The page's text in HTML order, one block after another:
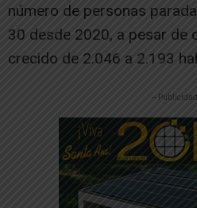
número de personas
30 desde 2020, a pesar de
crecido de 2.046 a 2.193
--